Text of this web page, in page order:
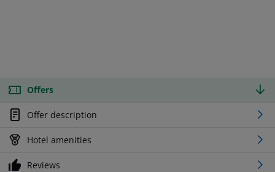
Offers
Offer description
Hotel amenities
Reviews